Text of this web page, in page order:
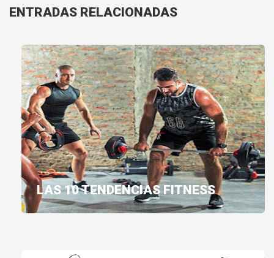
ENTRADAS RELACIONADAS
LAS 10 TENDENCIAS FITNESS